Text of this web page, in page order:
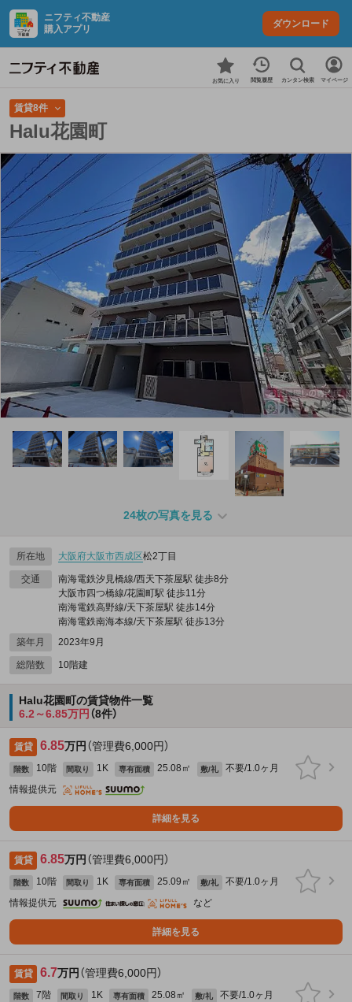
ニフティ不動産
購入アプリ
ダウンロード
お気に入り 閲覧履歴 カンタン検索 マイページ
賃貸8件
Halu花園町
24枚の写真を見る
所在地 大阪府大阪市西成区松2丁目
交通
南海電鉄汐見橋線/西天下茶屋駅 徒歩8分
大阪市四つ橋線/花園町駅 徒歩11分
南海電鉄高野線/天下茶屋駅 徒歩14分
南海電鉄南海本線/天下茶屋駅 徒歩13分
築年月
2023年9月
総階数 10階建
Halu花園町の賃貸物件一覧
6.2～6.85万円 （8件）
賃貸 6.85万円 （管理費6,000円）
階数 10階 間取り 1K 専有面積 25.08㎡ 敷/礼
不要/1.0ヶ月
情報提供元
詳細を見る
賃貸 6.85万円 （管理費6,000円）
階数 10階 間取り 1K 専有面積 25.09㎡ 敷/礼
不要/1.0ヶ月
情報提供元
など
詳細を見る
賃貸 6.7万円 （管理費6,000円）
階数 7階 間取り 1K 専有面積 25.08㎡ 敷/礼
不要/1.0ヶ月